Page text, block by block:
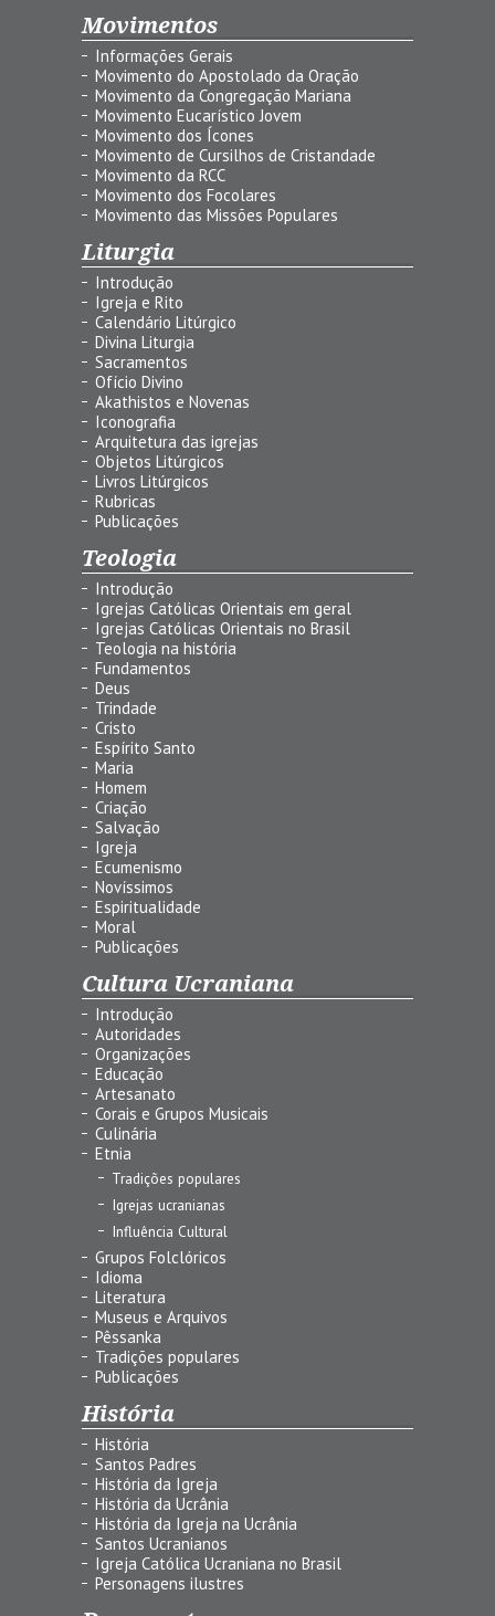
Movimentos
Informações Gerais
Movimento do Apostolado da Oração
Movimento da Congregação Mariana
Movimento Eucarístico Jovem
Movimento dos Ícones
Movimento de Cursilhos de Cristandade
Movimento da RCC
Movimento dos Focolares
Movimento das Missões Populares
Liturgia
Introdução
Igreja e Rito
Calendário Litúrgico
Divina Liturgia
Sacramentos
Ofício Divino
Akathistos e Novenas
Iconografia
Arquitetura das igrejas
Objetos Litúrgicos
Livros Litúrgicos
Rubricas
Publicações
Teologia
Introdução
Igrejas Católicas Orientais em geral
Igrejas Católicas Orientais no Brasil
Teologia na história
Fundamentos
Deus
Trindade
Cristo
Espírito Santo
Maria
Homem
Criação
Salvação
Igreja
Ecumenismo
Novíssimos
Espiritualidade
Moral
Publicações
Cultura Ucraniana
Introdução
Autoridades
Organizações
Educação
Artesanato
Corais e Grupos Musicais
Culinária
Etnia
Tradições populares
Igrejas ucranianas
Influência Cultural
Grupos Folclóricos
Idioma
Literatura
Museus e Arquivos
Pêssanka
Tradições populares
Publicações
História
História
Santos Padres
História da Igreja
História da Ucrânia
História da Igreja na Ucrânia
Santos Ucranianos
Igreja Católica Ucraniana no Brasil
Personagens ilustres